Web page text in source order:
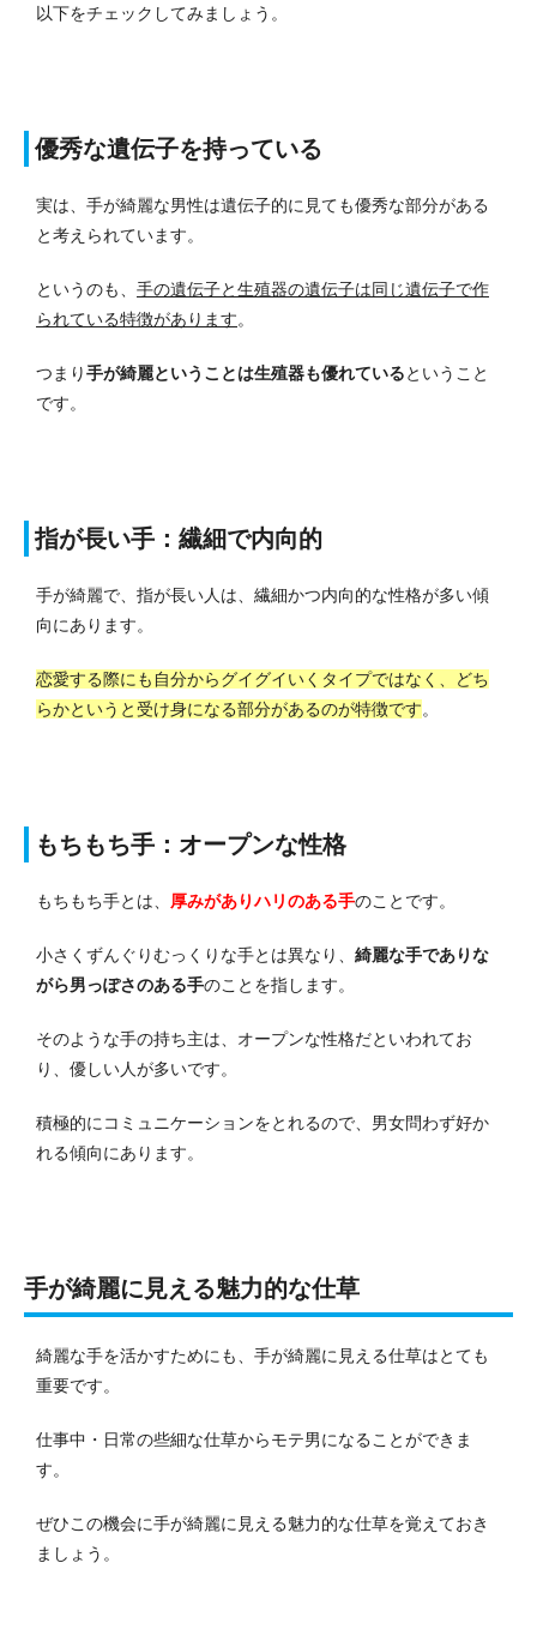
以下をチェックしてみましょう。
優秀な遺伝子を持っている
実は、手が綺麗な男性は遺伝子的に見ても優秀な部分がある
と考えられています。
というのも、 手の遺伝子と生殖器の遺伝子は同じ遺伝子で作
られている特徴があります。
つまり手が綺麗ということは生殖器も優れているということ
です。
指が長い手：繊細で内向的
手が綺麗で、指が長い人は、繊細かつ内向的な性格が多い傾
向にあります。
恋愛する際にも自分からグイグイいくタイプではなく、どち
らかというと受け身になる部分があるのが特徴です。
もちもち手：オープンな性格
もちもち手とは、 厚みがありハリのある手のことです。
小さくずんぐりむっくりな手とは異なり、 綺麗な手でありな
がら男っぽさのある手のことを指します。
そのような手の持ち主は、オープンな性格だといわれてお
り、優しい人が多いです。
積極的にコミュニケーションをとれるので、男女問わず好か
れる傾向にあります。
手が綺麗に見える魅力的な仕草
綺麗な手を活かすためにも、手が綺麗に見える仕草はとても
重要です。
仕事中・日常の些細な仕草からモテ男になることができま
す。
ぜひこの機会に手が綺麗に見える魅力的な仕草を覚えておき
ましょう。